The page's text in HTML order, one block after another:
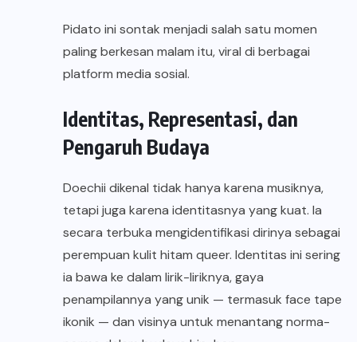
Pidato ini sontak menjadi salah satu momen
paling berkesan malam itu, viral di berbagai
platform media sosial.
Identitas, Representasi, dan
Pengaruh Budaya
Doechii dikenal tidak hanya karena musiknya,
tetapi juga karena identitasnya yang kuat. Ia
secara terbuka mengidentifikasi dirinya sebagai
perempuan kulit hitam queer. Identitas ini sering
ia bawa ke dalam lirik-liriknya, gaya
penampilannya yang unik — termasuk face tape
ikonik — dan visinya untuk menantang norma-